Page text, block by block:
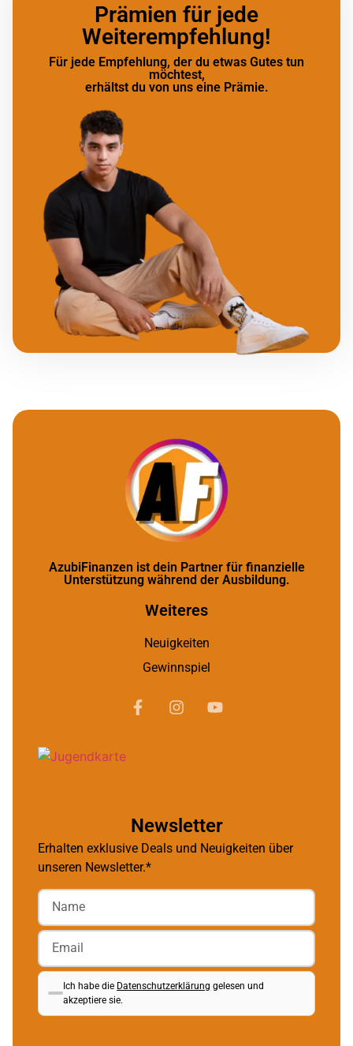
Prämien für jede
Weiterempfehlung!
Für jede Empfehlung, der du etwas Gutes tun
möchtest,
erhältst du von uns eine Prämie.
AzubiFinanzen ist dein Partner für finanzielle
Unterstützung während der Ausbildung.
Weiteres
Neuigkeiten
Gewinnspiel
Newsletter
Erhalten exklusive Deals und Neuigkeiten über
unseren Newsletter.*
Ich habe die Datenschutzerklärung gelesen und
akzeptiere sie.